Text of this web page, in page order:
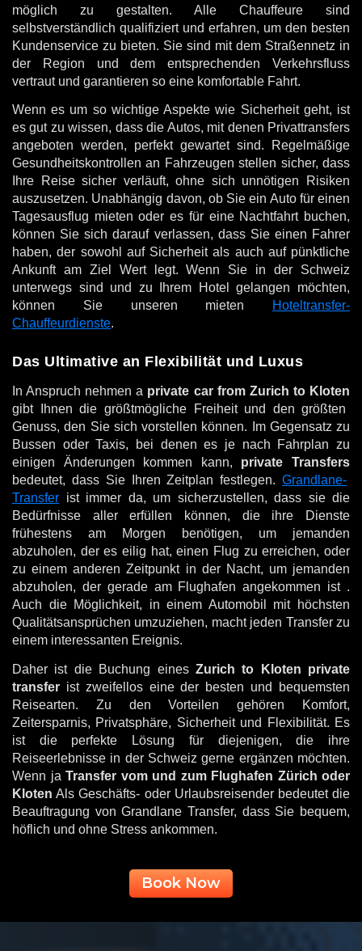
möglich zu gestalten. Alle Chauffeure sind
selbstverständlich qualifiziert und erfahren, um den besten
Kundenservice zu bieten. Sie sind mit dem Straßennetz in
der Region und dem entsprechenden Verkehrsfluss
vertraut und garantieren so eine komfortable Fahrt.
Wenn es um so wichtige Aspekte wie Sicherheit geht, ist
es gut zu wissen, dass die Autos, mit denen Privattransfers
angeboten werden, perfekt gewartet sind. Regelmäßige
Gesundheitskontrollen an Fahrzeugen stellen sicher, dass
Ihre Reise sicher verläuft, ohne sich unnötigen Risiken
auszusetzen. Unabhängig davon, ob Sie ein Auto für einen
Tagesausflug mieten oder es für eine Nachtfahrt buchen,
können Sie sich darauf verlassen, dass Sie einen Fahrer
haben, der sowohl auf Sicherheit als auch auf pünktliche
Ankunft am Ziel Wert legt. Wenn Sie in der Schweiz
unterwegs sind und zu Ihrem Hotel gelangen möchten,
können Sie unseren mieten
Hoteltransfer-
Chauffeurdienste.
Das Ultimative an Flexibilität und Luxus
In Anspruch nehmen a private car from Zurich to Kloten
gibt Ihnen die größtmögliche Freiheit und den größten
Genuss, den Sie sich vorstellen können. Im Gegensatz zu
Bussen oder Taxis, bei denen es je nach Fahrplan zu
einigen Änderungen kommen kann, private Transfers
bedeutet, dass Sie Ihren Zeitplan festlegen.Grandlane-
Transfer ist immer da, um sicherzustellen, dass sie die
Bedürfnisse aller erfüllen können, die ihre Dienste
frühestens am Morgen benötigen, um jemanden
abzuholen, der es eilig hat, einen Flug zu erreichen, oder
zu einem anderen Zeitpunkt in der Nacht, um jemanden
abzuholen, der gerade am Flughafen angekommen ist .
Auch die Möglichkeit, in einem Automobil mit höchsten
Qualitätsansprüchen umzuziehen, macht jeden Transfer zu
einem interessanten Ereignis.
Daher ist die Buchung eines Zurich to Kloten private
transfer ist zweifellos eine der besten und bequemsten
Reisearten. Zu den Vorteilen gehören Komfort,
Zeitersparnis, Privatsphäre, Sicherheit und Flexibilität. Es
ist die perfekte Lösung für diejenigen, die ihre
Reiseerlebnisse in der Schweiz gerne ergänzen möchten.
Wenn ja Transfer vom und zum Flughafen Zürich oder
Kloten Als Geschäfts- oder Urlaubsreisender bedeutet die
Beauftragung von Grandlane Transfer, dass Sie bequem,
höflich und ohne Stress ankommen.
Book Now